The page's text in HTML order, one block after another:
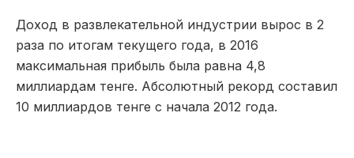
Доход в развлекательной индустрии вырос в 2
раза по итогам текущего года, в 2016
максимальная прибыль была равна 4,8
миллиардам тенге. Абсолютный рекорд составил
10 миллиардов тенге с начала 2012 года.